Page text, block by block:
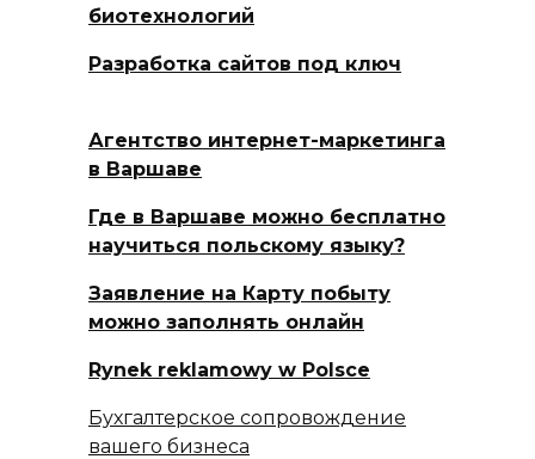
биотехнологий
Разработка сайтов под ключ
Агентство интернет-маркетинга
в Варшаве
Где в Варшаве можно бесплатно
научиться польскому языку?
Заявление на Карту побыту
можно заполнять онлайн
Rynek reklamowy w Polsce
Бухгалтерское сопровождение
вашего бизнеса